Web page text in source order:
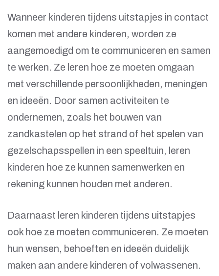
Wanneer kinderen tijdens uitstapjes in contact
komen met andere kinderen, worden ze
aangemoedigd om te communiceren en samen
te werken. Ze leren hoe ze moeten omgaan
met verschillende persoonlijkheden, meningen
en ideeën. Door samen activiteiten te
ondernemen, zoals het bouwen van
zandkastelen op het strand of het spelen van
gezelschapsspellen in een speeltuin, leren
kinderen hoe ze kunnen samenwerken en
rekening kunnen houden met anderen.
Daarnaast leren kinderen tijdens uitstapjes
ook hoe ze moeten communiceren. Ze moeten
hun wensen, behoeften en ideeën duidelijk
maken aan andere kinderen of volwassenen.